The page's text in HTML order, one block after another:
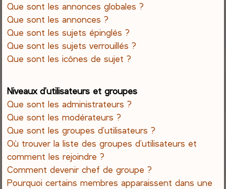
Que sont les annonces globales ?
Que sont les annonces ?
Que sont les sujets épinglés ?
Que sont les sujets verrouillés ?
Que sont les icônes de sujet ?
Niveaux d’utilisateurs et groupes
Que sont les administrateurs ?
Que sont les modérateurs ?
Que sont les groupes d’utilisateurs ?
Où trouver la liste des groupes d’utilisateurs et
comment les rejoindre ?
Comment devenir chef de groupe ?
Pourquoi certains membres apparaissent dans une